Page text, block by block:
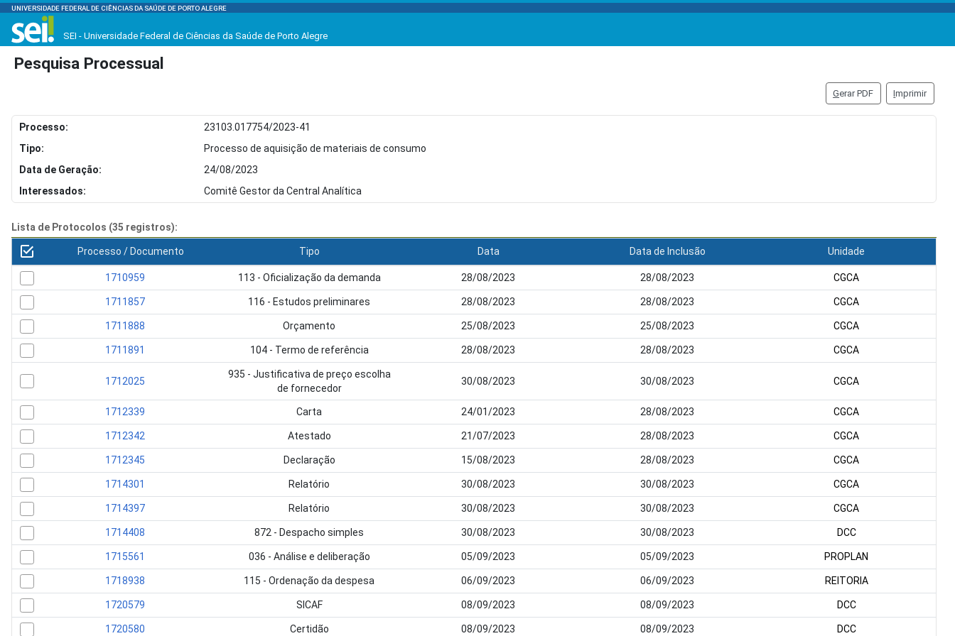
UNIVERSIDADE FEDERAL DE CIÊNCIAS DA SAÚDE DE PORTO ALEGRE
SEI - Universidade Federal de Ciências da Saúde de Porto Alegre
Pesquisa Processual
Gerar PDF Imprimir
Processo:
23103.017754/2023-41
Tipo:
Processo de aquisição de materiais de consumo
Data de Geração:
24/08/2023
Interessados:
Comitê Gestor da Central Analítica
Lista de Protocolos (35 registros):
Processo / Documento Tipo Data Data de Inclusão Unidade
1710959 113 - Oficialização da demanda 28/08/2023 28/08/2023 CGCA
1711857 116 - Estudos preliminares 28/08/2023 28/08/2023 CGCA
1711888 Orçamento 25/08/2023 25/08/2023 CGCA
1711891 104 - Termo de referência 28/08/2023 28/08/2023 CGCA
1712025
935 - Justificativa de preço escolha
de fornecedor
30/08/2023 30/08/2023 CGCA
1712339 Carta 24/01/2023 28/08/2023 CGCA
1712342 Atestado 21/07/2023 28/08/2023 CGCA
1712345 Declaração 15/08/2023 28/08/2023 CGCA
1714301 Relatório 30/08/2023 30/08/2023 CGCA
1714397 Relatório 30/08/2023 30/08/2023 CGCA
1714408 872 - Despacho simples 30/08/2023 30/08/2023 DCC
1715561 036 - Análise e deliberação 05/09/2023 05/09/2023 PROPLAN
1718938 115 - Ordenação da despesa 06/09/2023 06/09/2023 REITORIA
1720579 SICAF 08/09/2023 08/09/2023 DCC
1720580 Certidão 08/09/2023 08/09/2023 DCC